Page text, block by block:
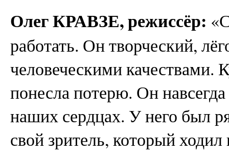
Олег КРАВЗЕ, режиссёр:
работать. Он творческий,
человеческими качествами.
понесла потерю. Он
наших сердцах. У него был
свой зритель, который